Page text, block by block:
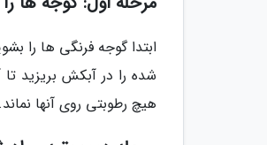
ابتدا گوجه فرنگی ها را
شده را در آبکش بریزید
هیچ رطوبتی روی آنها نماند.